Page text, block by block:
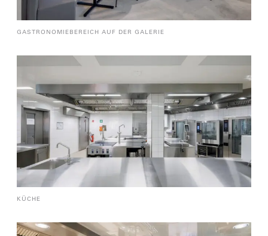
GASTRONOMIEBEREICH AUF DER GALERIE
KÜCHE